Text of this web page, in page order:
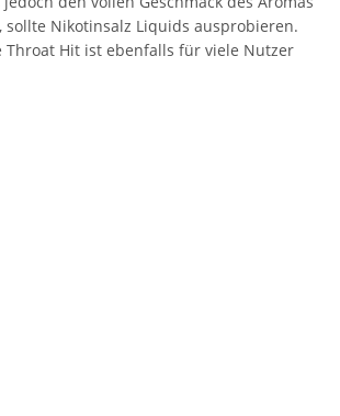
sollte Nikotinsalz Liquids ausprobieren.
Throat Hit ist ebenfalls für viele Nutzer